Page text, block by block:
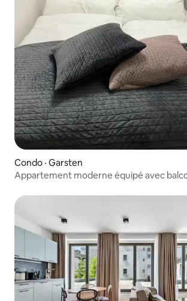
Condo · Garsten
Appartement moderne équipé avec